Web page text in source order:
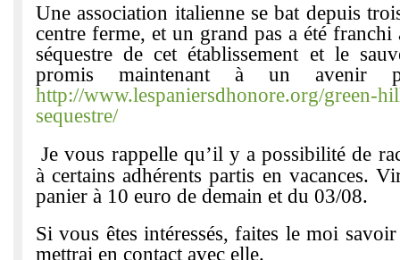
Une association italienne se bat depuis
centre ferme, et un grand pas a été franchi
séquestre de cet établissement et le
promis maintenant à un avenir
http://www.lespaniersdhonore.org/green-
sequestre/
Je vous rappelle qu’il y a possibilité de
à certains adhérents partis en vacances.
panier à 10 euro de demain et du 03/08.
Si vous êtes intéressés, faites le moi
mettrai en contact avec elle.